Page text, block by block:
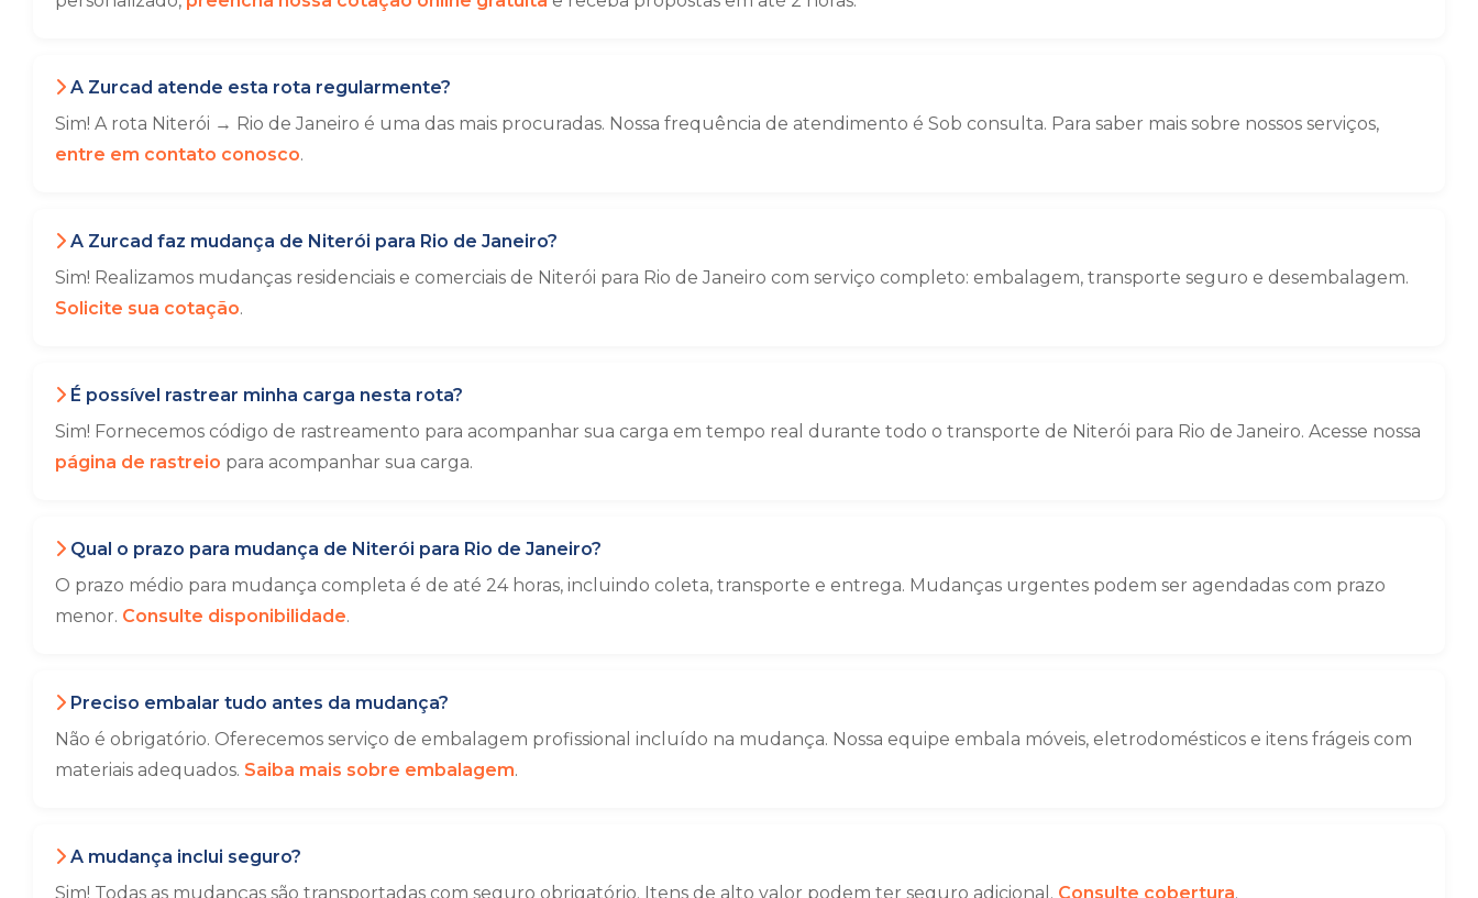
A Zurcad atende esta rota regularmente?
Sim! A rota Niterói → Rio de Janeiro é uma das mais procuradas. Nossa frequência de atendimento é Sob consulta. Para saber mais sobre nossos serviços,
entre em contato conosco.
A Zurcad faz mudança de Niterói para Rio de Janeiro?
Sim! Realizamos mudanças residenciais e comerciais de Niterói para Rio de Janeiro com serviço completo: embalagem, transporte seguro e desembalagem.
Solicite sua cotação.
É possível rastrear minha carga nesta rota?
Sim! Fornecemos código de rastreamento para acompanhar sua carga em tempo real durante todo o transporte de Niterói para Rio de Janeiro. Acesse nossa
página de rastreio para acompanhar sua carga.
Qual o prazo para mudança de Niterói para Rio de Janeiro?
O prazo médio para mudança completa é de até 24 horas, incluindo coleta, transporte e entrega. Mudanças urgentes podem ser agendadas com prazo
menor. Consulte disponibilidade.
Preciso embalar tudo antes da mudança?
Não é obrigatório. Oferecemos serviço de embalagem profissional incluído na mudança. Nossa equipe embala móveis, eletrodomésticos e itens frágeis com
materiais adequados. Saiba mais sobre embalagem.
A mudança inclui seguro?
Sim! Todas as mudanças são transportadas com seguro obrigatório. Itens de alto valor podem ter seguro adicional. Consulte cobertura.